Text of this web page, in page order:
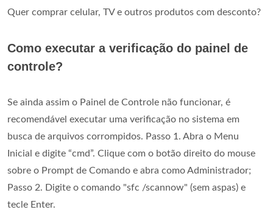
Quer comprar celular, TV e outros produtos com desconto?
Como executar a verificação do painel de
controle?
Se ainda assim o Painel de Controle não funcionar, é
recomendável executar uma verificação no sistema em
busca de arquivos corrompidos. Passo 1. Abra o Menu
Inicial e digite “cmd”. Clique com o botão direito do mouse
sobre o Prompt de Comando e abra como Administrador;
Passo 2. Digite o comando "sfc /scannow" (sem aspas) e
tecle Enter.